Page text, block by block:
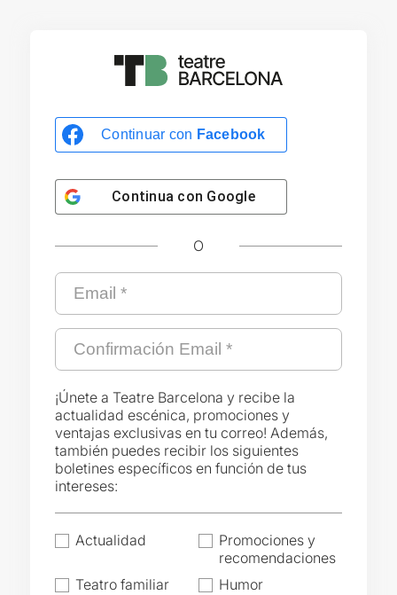
Continuar con Facebook
Continua con Google
O
¡Únete a Teatre Barcelona y recibe la
actualidad escénica, promociones y
ventajas exclusivas en tu correo! Además,
también puedes recibir los siguientes
boletines específicos en función de tus
intereses:
Actualidad
Promociones y
recomendaciones
Teatro familiar
Humor